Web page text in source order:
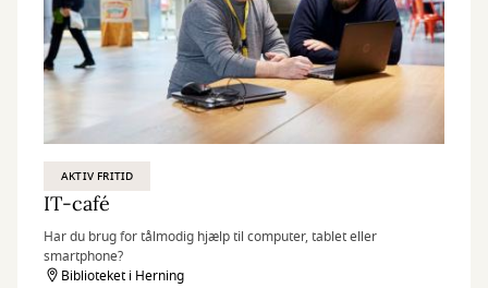
AKTIV FRITID
IT-café
Har du brug for tålmodig hjælp til computer, tablet eller
smartphone?
Biblioteket i Herning